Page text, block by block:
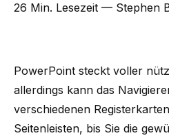
26 Min. Lesezeit — Stephen
PowerPoint steckt voller
allerdings kann das
verschiedenen
Seitenleisten, bis Sie die